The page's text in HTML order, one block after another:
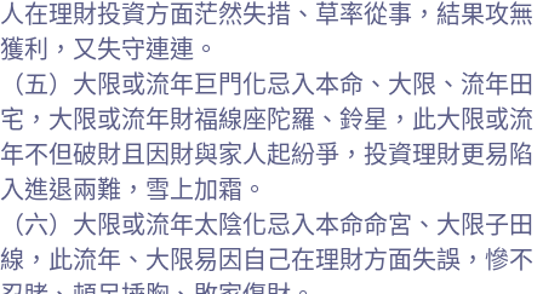
人在理財投資方面茫然失措、草率從事，結果攻無
獲利，又失守連連。
（五）大限或流年巨門化忌入本命、大限、流年田
宅，大限或流年財福線座陀羅、鈴星，此大限或流
年不但破財且因財與家人起紛爭，投資理財更易陷
入進退兩難，雪上加霜。
（六）大限或流年太陰化忌入本命命宮、大限子田
線，此流年、大限易因自己在理財方面失誤，慘不